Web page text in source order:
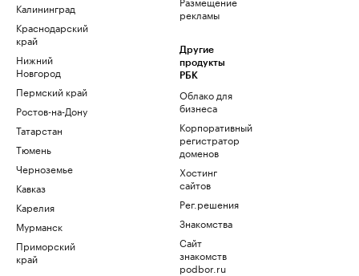
Калининград
Краснодарский
край
Нижний
Новгород
Пермский край
Ростов-на-Дону
Татарстан
Тюмень
Черноземье
Кавказ
Карелия
Мурманск
Приморский
край
рекламы
Другие
продукты
РБК
Облако для
бизнеса
Корпоративный
регистратор
доменов
Хостинг
сайтов
Рег.решения
Знакомства
Сайт
знакомств
podbor.ru